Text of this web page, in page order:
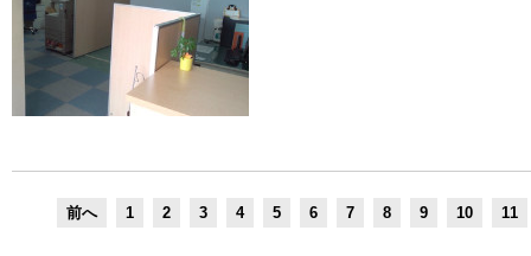
前へ 1 2 3 4 5 6 7 8 9 10 11